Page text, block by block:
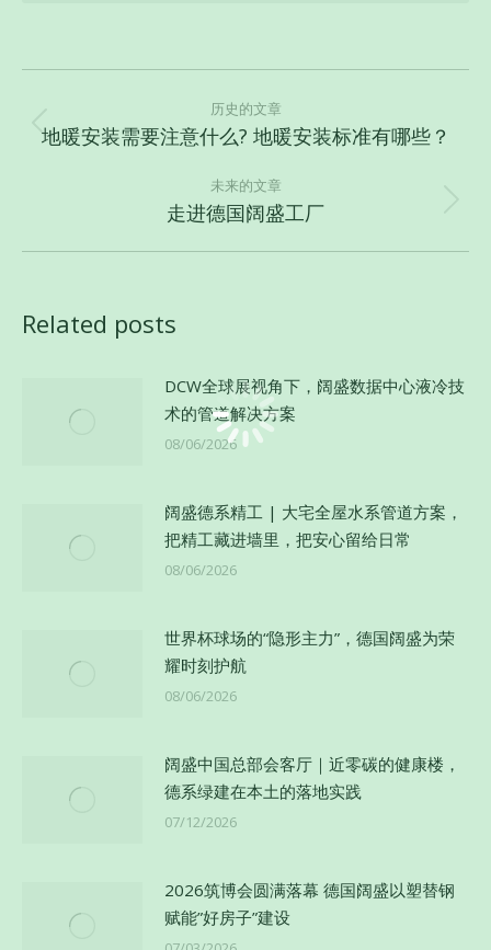
章
导
历史的文章
历
的
文
地暖安装需要注意什么? 地暖安装标准有哪些？
未来的文章
未
走进德国阔盛工厂
Related posts
DCW全球展视角下，阔盛数据中心液冷技
术的管道解决方案
08/06/2026
阔盛德系精工 | 大宅全屋水系管道方案，
把精工藏进墙里，把安心留给日常
08/06/2026
世界杯球场的“隐形主力”，德国阔盛为荣
耀时刻护航
08/06/2026
阔盛中国总部会客厅｜近零碳的健康楼，
德系绿建在本土的落地实践
07/12/2026
2026筑博会圆满落幕 德国阔盛以塑替钢
赋能”好房子”建设